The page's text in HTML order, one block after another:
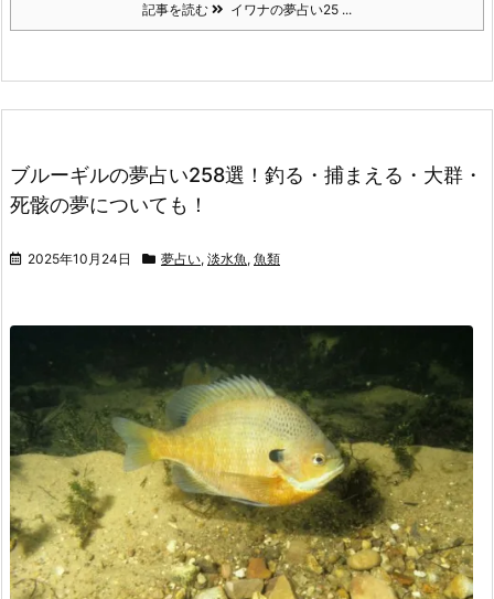
記事を読む イワナの夢占い25 ...
ブルーギルの夢占い258選！釣る・捕まえる・大群・
死骸の夢についても！
2025年10月24日 夢占い, 淡水魚, 魚類